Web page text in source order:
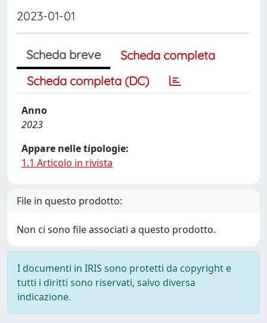
2023-01-01
Scheda breve
Scheda completa
Scheda completa (DC)
Anno
2023
Appare nelle tipologie:
1.1 Articolo in rivista
File in questo prodotto:
Non ci sono file associati a questo prodotto.
I documenti in IRIS sono protetti da copyright e
tutti i diritti sono riservati, salvo diversa
indicazione.